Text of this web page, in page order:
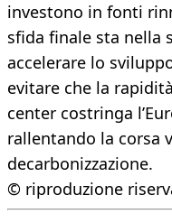
investono in fonti
sfida finale sta nella
accelerare lo
evitare che la
center costringa
rallentando la corsa
decarbonizzazione.
© riproduzione